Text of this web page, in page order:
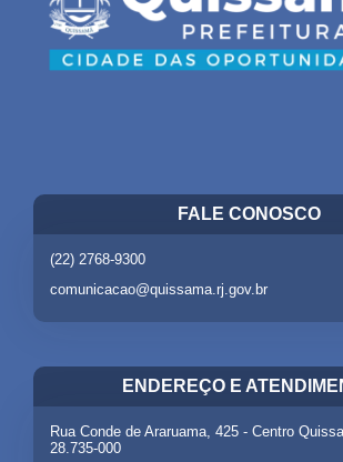
FALE CONOSCO
(22) 2768-9300
comunicacao@quissama.rj.gov.br
ENDEREÇO E
Rua Conde de Araruama, 425 - Centro
28.735-000